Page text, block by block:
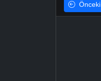
Önceki